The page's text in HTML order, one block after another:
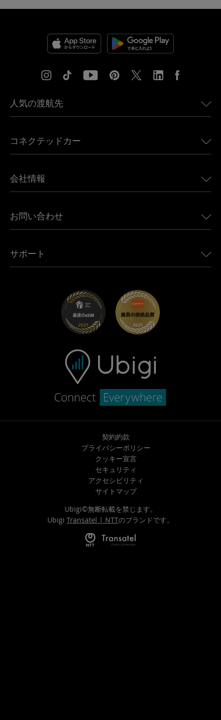
人気の渡航先
ヨーロッパ向けeSIM
カナダ向けeSIM
アフリカ向けeSIM
すべての目的地を見る
コネクテッドカー
Land Rover向けUbigi
Jeep向けUbigi
Mini向けUbigi
Maserati向けUbigi
会社情報
Ubigi関連プレス
Ubigiアプリ
お問い合わせ
アフェリエイトプログラム
サポート
トラブルシューティング
ヘルプセンター
お問い合わせ先
契約約款
プライバシーポリシー
クッキー宣言
セキュリティ
アクセシビリティ
サイトマップ
Ubigi©無断転載を禁じます。
Ubigi Transatel | NTTのブランドです。